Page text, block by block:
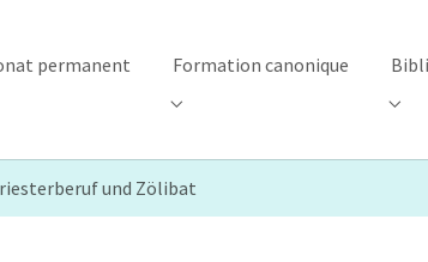
permanent
for "Diaconat permanent"
Formation canonique
Submenu for "Formation
und Zölibat